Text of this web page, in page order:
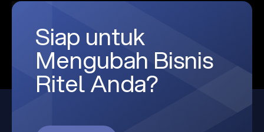
Siap untuk
Mengubah Bisnis
Ritel Anda?